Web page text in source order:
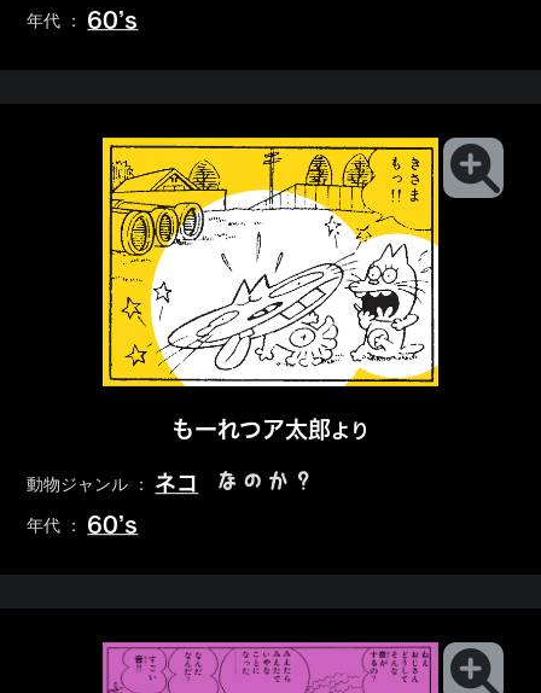
年代 ： 60’s
もーれつア太郎より
動物ジャンル ： ネコ なのか？
年代 ： 60’s